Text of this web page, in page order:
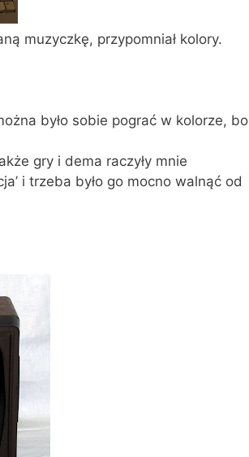
muzyczkę, przypomniał kolory.
było sobie pograć w kolorze, bo
gry i dema raczyły mnie
i trzeba było go mocno walnąć od